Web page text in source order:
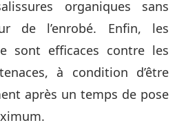
organiques sans
de l’enrobé. Enfin, les
sont efficaces contre les
à condition d’être
après un temps de pose